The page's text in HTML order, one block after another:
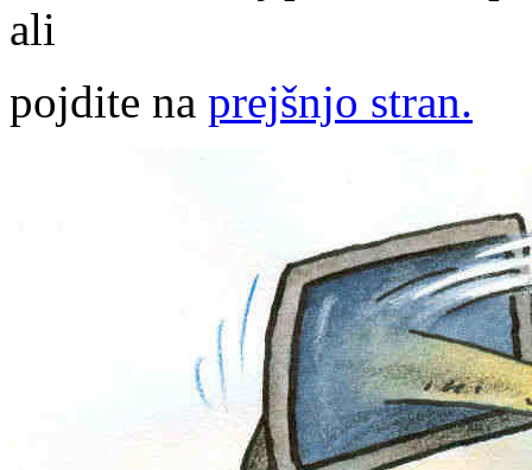
ali
pojdite na prejšnjo stran.